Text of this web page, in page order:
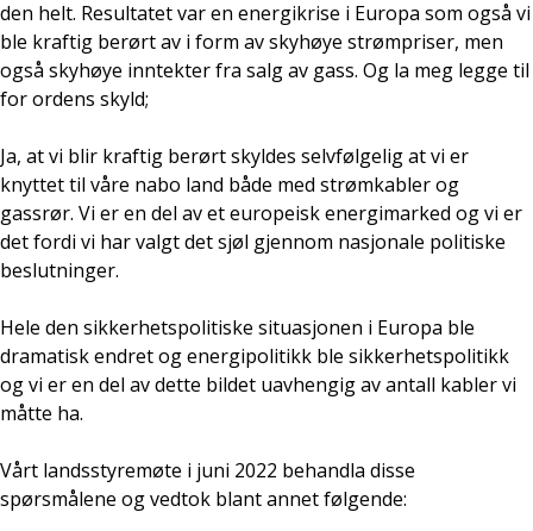
den helt. Resultatet var en energikrise i Europa som også vi
ble kraftig berørt av i form av skyhøye strømpriser, men
også skyhøye inntekter fra salg av gass. Og la meg legge til
for ordens skyld;
Ja, at vi blir kraftig berørt skyldes selvfølgelig at vi er
knyttet til våre nabo land både med strømkabler og
gassrør. Vi er en del av et europeisk energimarked og vi er
det fordi vi har valgt det sjøl gjennom nasjonale politiske
beslutninger.
Hele den sikkerhetspolitiske situasjonen i Europa ble
dramatisk endret og energipolitikk ble sikkerhetspolitikk
og vi er en del av dette bildet uavhengig av antall kabler vi
måtte ha.
Vårt landsstyremøte i juni 2022 behandla disse
spørsmålene og vedtok blant annet følgende: